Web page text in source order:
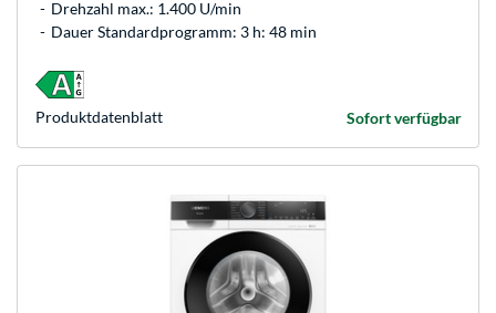
Drehzahl max.: 1.400 U/min
Dauer Standardprogramm: 3 h: 48 min
Sofort verfügbar
Produkt­datenblatt